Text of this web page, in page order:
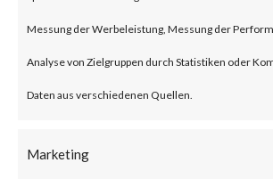
Messung der Werbeleistung, Messung der
Analyse von Zielgruppen durch Statistiken oder
Daten aus verschiedenen Quellen.
Marketing
organizations using
Shell backdoor
in modified firmware for
infection vector has not